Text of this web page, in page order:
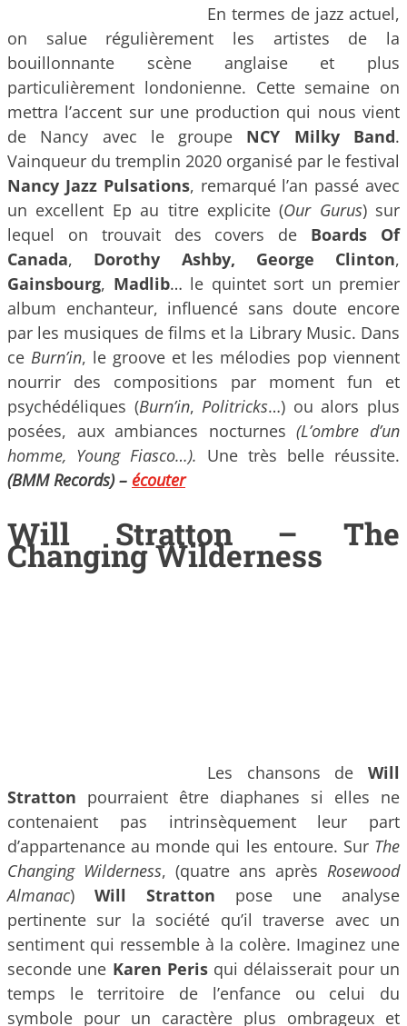
En termes de jazz actuel,
on salue régulièrement les artistes de la
bouillonnante scène anglaise et plus
particulièrement londonienne. Cette semaine on
mettra l’accent sur une production qui nous vient
de Nancy avec le groupe NCY Milky Band.
Vainqueur du tremplin 2020 organisé par le festival
Nancy Jazz Pulsations, remarqué l’an passé avec
un excellent Ep au titre explicite (Our Gurus) sur
lequel on trouvait des covers de Boards Of
Canada, Dorothy Ashby, George Clinton,
Gainsbourg, Madlib… le quintet sort un premier
album enchanteur, influencé sans doute encore
par les musiques de films et la Library Music. Dans
ce Burn’in, le groove et les mélodies pop viennent
nourrir des compositions par moment fun et
psychédéliques (Burn’in, Politricks…) ou alors plus
posées, aux ambiances nocturnes (L’ombre d’un
homme, Young Fiasco…). Une très belle réussite.
(BMM Records) – écouter
Will Stratton – The
Changing Wilderness
Les chansons de Will
Stratton pourraient être diaphanes si elles ne
contenaient pas intrinsèquement leur part
d’appartenance au monde qui les entoure. Sur The
Changing Wilderness, (quatre ans après Rosewood
Almanac) Will Stratton pose une analyse
pertinente sur la société qu’il traverse avec un
sentiment qui ressemble à la colère. Imaginez une
seconde une Karen Perisqui délaisserait pour un
temps le territoire de l’enfance ou celui du
symbole pour un caractère plus ombrageux et